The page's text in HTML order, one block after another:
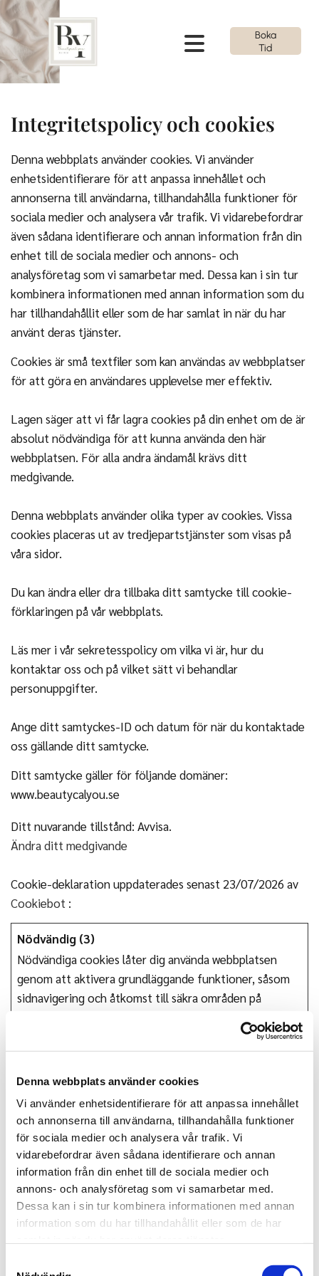
Denna webbplats använder cookies
Vi använder enhetsidentifierare för att anpassa innehållet
och annonserna till användarna, tillhandahålla funktioner
för sociala medier och analysera vår trafik. Vi
vidarebefordrar även sådana identifierare och annan
information från din enhet till de sociala medier och
annons- och analysföretag som vi samarbetar med.
Dessa kan i sin tur kombinera informationen med annan
information som du har tillhandahållit eller som de har
Boka
Tid
Integritetspolicy och cookies
Denna webbplats använder cookies. Vi använder
enhetsidentifierare för att anpassa innehållet och
annonserna till användarna, tillhandahålla funktioner för
sociala medier och analysera vår trafik. Vi vidarebefordrar
även sådana identifierare och annan information från din
enhet till de sociala medier och annons- och
analysföretag som vi samarbetar med. Dessa kan i sin tur
kombinera informationen med annan information som du
har tillhandahållit eller som de har samlat in när du har
använt deras tjänster.
Cookies är små textfiler som kan användas av webbplatser
för att göra en användares upplevelse mer effektiv.
Lagen säger att vi får lagra cookies på din enhet om de är
absolut nödvändiga för att kunna använda den här
webbplatsen. För alla andra ändamål krävs ditt
medgivande.
Denna webbplats använder olika typer av cookies. Vissa
cookies placeras ut av tredjepartstjänster som visas på
våra sidor.
Du kan ändra eller dra tillbaka ditt samtycke till cookie-
förklaringen på vår webbplats.
Läs mer i vår sekretesspolicy om vilka vi är, hur du
kontaktar oss och på vilket sätt vi behandlar
personuppgifter.
Ange ditt samtyckes-ID och datum för när du kontaktade
oss gällande ditt samtycke.
Ditt samtycke gäller för följande domäner:
www.beautycalyou.se
Ditt nuvarande tillstånd: Avvisa.
Ändra ditt medgivande
Cookie-deklaration uppdaterades senast 23/07/2026 av
Cookiebot :
Nödvändig (3)
Nödvändiga cookies låter dig använda webbplatsen
genom att aktivera grundläggande funktioner, såsom
sidnavigering och åtkomst till säkra områden på
Namn Utfärdare Ändamål
__cf_bm
[x2]
hcaptcha.c
om
site-
assets.cdn
mns.com
This cookie is used
to distinguish
between humans
and bots. This is
beneficial for the
website, in order to
make valid reports
on the use of their
1 dag